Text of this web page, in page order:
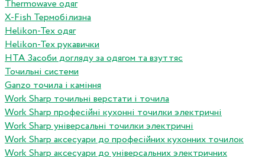
Thermowave одяг
X-Fish Термобілизна
Helikon-Tex одяг
Helikon-Tex рукавички
HTA Засоби догляду за одягом та взуттяс
Точильні системи
Ganzo точила і каміння
Work Sharp точильні верстати і точила
Work Sharp професiйнi кухоннi точилки электричнi
Work Sharp унiверсальнi точилки электричнi
Work Sharp аксесуари до професiйних кухонних точилок
Work Sharp аксесуари до унiверсальних электричних